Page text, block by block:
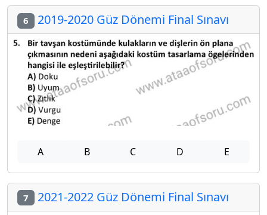
6 2019-2020 Güz Dönemi Final Sınavı
A B C D E
7 2021-2022 Güz Dönemi Final Sınavı